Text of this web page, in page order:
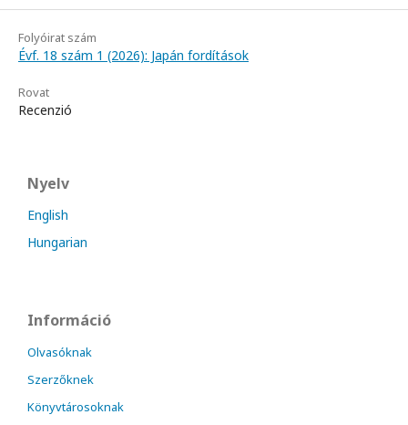
Folyóirat szám
Évf. 18 szám 1 (2026): Japán fordítások
Rovat
Recenzió
Nyelv
English
Hungarian
Információ
Olvasóknak
Szerzőknek
Könyvtárosoknak